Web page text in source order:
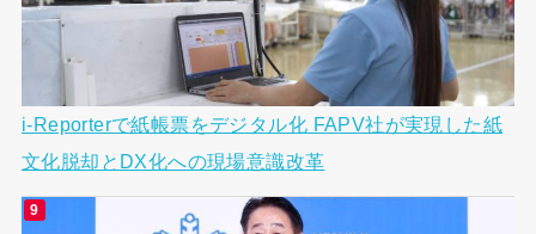
i-Reporterで紙帳票をデジタル化 FAPV社が実現した紙
文化脱却とDX化への現場意識改革